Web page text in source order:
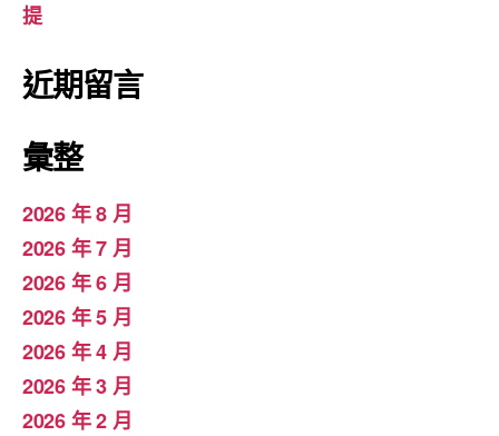
提
近期留言
彙整
2026 年 8 月
2026 年 7 月
2026 年 6 月
2026 年 5 月
2026 年 4 月
2026 年 3 月
2026 年 2 月